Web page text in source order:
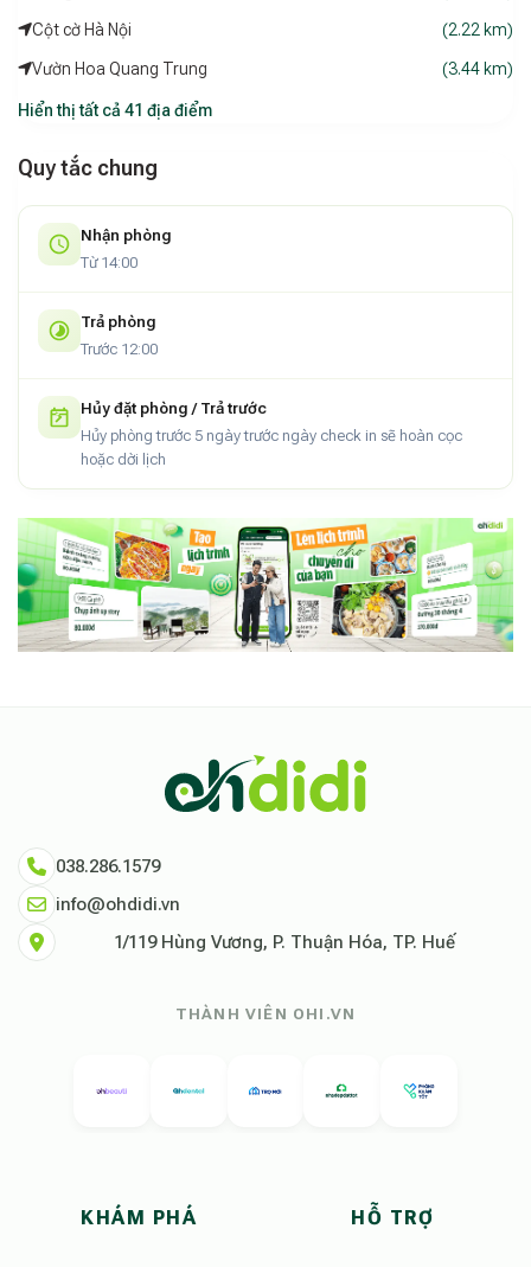
Cột cờ Hà Nội (2.22 km)
Vườn Hoa Quang Trung (3.44 km)
Hiển thị tất cả 41 địa điểm
Quy tắc chung
Nhận phòng
Từ 14:00
Trả phòng
Trước 12:00
Hủy đặt phòng / Trả trước
Hủy phòng trước 5 ngày trước ngày check in sẽ hoàn cọc
hoặc dời lịch
038.286.1579
info@ohdidi.vn
1/119 Hùng Vương, P. Thuận Hóa, TP. Huế
THÀNH VIÊN OHI.VN
KHÁM PHÁ HỖ TRỢ